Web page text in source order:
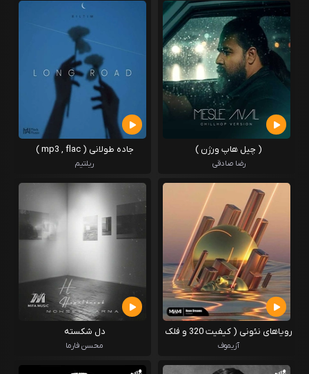
( چیل هاپ ورژن )
رضا صادقی
جاده طولانی ( mp3 , flac )
ریلتیم
رویاهای نئونی ( کیفیت 320 و فلک
flac)
آزیموف
دل شکسته
محسن فارما